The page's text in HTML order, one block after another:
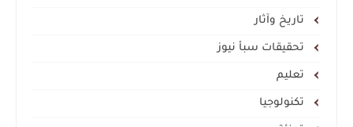
تاريخ وآثار
تحقيقات سبأ نيوز
تعليم
تكنولوجيا